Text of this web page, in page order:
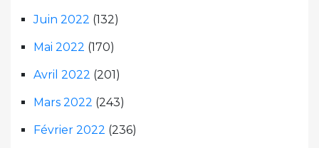
Juin 2022 (132)
Mai 2022 (170)
Avril 2022 (201)
Mars 2022 (243)
Février 2022 (236)